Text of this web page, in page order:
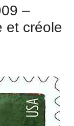
–
et créole